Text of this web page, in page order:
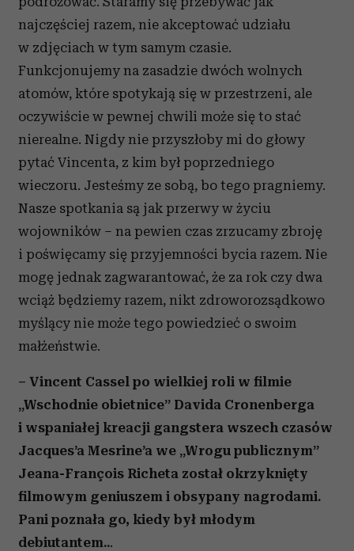
najczęściej razem, nie akceptować udziału
w zdjęciach w tym samym czasie.
Funkcjonujemy na zasadzie dwóch wolnych
atomów, które spotykają się w przestrzeni, ale
oczywiście w pewnej chwili może się to stać
nierealne. Nigdy nie przyszłoby mi do głowy
pytać Vincenta, z kim był poprzedniego
wieczoru. Jesteśmy ze sobą, bo tego pragniemy.
Nasze spotkania są jak przerwy w życiu
wojowników – na pewien czas zrzucamy zbroję
i poświęcamy się przyjemności bycia razem. Nie
mogę jednak zagwarantować, że za rok czy dwa
wciąż będziemy razem, nikt zdroworozsądkowo
myślący nie może tego powiedzieć o swoim
małżeństwie.
– Vincent Cassel po wielkiej roli w filmie
„Wschodnie obietnice” Davida Cronenberga
i wspaniałej kreacji gangstera wszech czasów
Jacques’a Mesrine’a we „Wrogu publicznym”
Jeana-François Richeta został okrzyknięty
filmowym geniuszem i obsypany nagrodami.
Pani poznała go, kiedy był młodym
debiutantem...